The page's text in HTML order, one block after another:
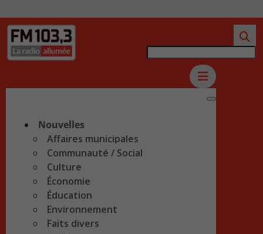
Nouvelles
Affaires municipales
Communauté / Social
Culture
Économie
Éducation
Environnement
Faits divers